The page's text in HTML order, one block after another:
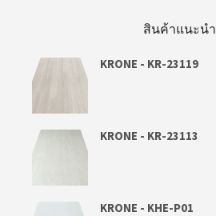
สินค้าแนะนำ
KRONE - KR-23119
KRONE - KR-23113
KRONE - KHE-P01